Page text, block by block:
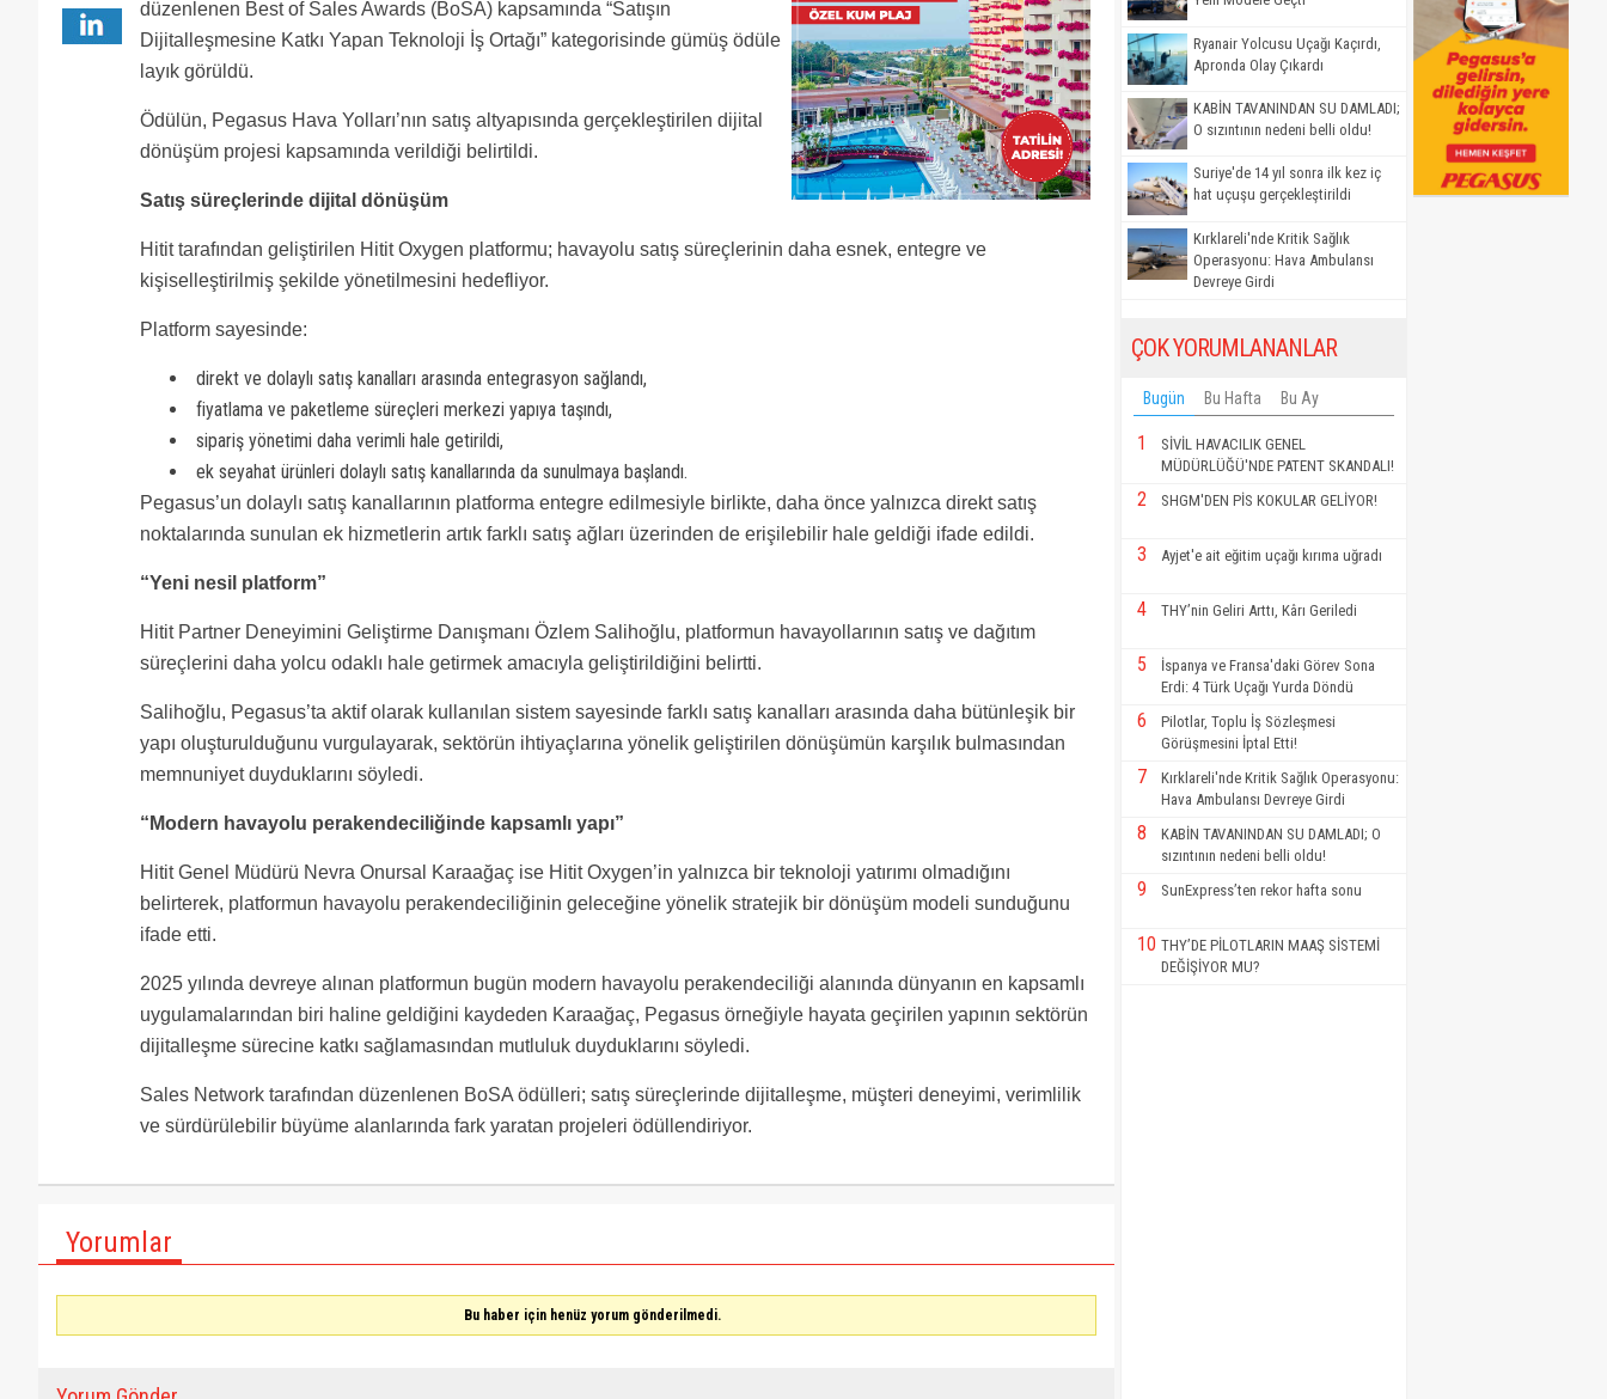
düzenlenen Best of Sales Awards (BoSA) kapsamında “Satışın
Dijitalleşmesine Katkı Yapan Teknoloji İş Ortağı” kategorisinde gümüş ödüle
layık görüldü.
Ödülün, Pegasus Hava Yolları’nın satış altyapısında gerçekleştirilen dijital
dönüşüm projesi kapsamında verildiği belirtildi.
Satış süreçlerinde dijital dönüşüm
Hitit tarafından geliştirilen Hitit Oxygen platformu; havayolu satış süreçlerinin daha esnek, entegre ve
kişiselleştirilmiş şekilde yönetilmesini hedefliyor.
Platform sayesinde:
direkt ve dolaylı satış kanalları arasında entegrasyon sağlandı,
fiyatlama ve paketleme süreçleri merkezi yapıya taşındı,
sipariş yönetimi daha verimli hale getirildi,
ek seyahat ürünleri dolaylı satış kanallarında da sunulmaya başlandı.
Pegasus’un dolaylı satış kanallarının platforma entegre edilmesiyle birlikte, daha önce yalnızca direkt satış
noktalarında sunulan ek hizmetlerin artık farklı satış ağları üzerinden de erişilebilir hale geldiği ifade edildi.
“Yeni nesil platform”
Hitit Partner Deneyimini Geliştirme Danışmanı Özlem Salihoğlu, platformun havayollarının satış ve dağıtım
süreçlerini daha yolcu odaklı hale getirmek amacıyla geliştirildiğini belirtti.
Salihoğlu, Pegasus’ta aktif olarak kullanılan sistem sayesinde farklı satış kanalları arasında daha bütünleşik bir
yapı oluşturulduğunu vurgulayarak, sektörün ihtiyaçlarına yönelik geliştirilen dönüşümün karşılık bulmasından
memnuniyet duyduklarını söyledi.
“Modern havayolu perakendeciliğinde kapsamlı yapı”
Hitit Genel Müdürü Nevra Onursal Karaağaç ise Hitit Oxygen’in yalnızca bir teknoloji yatırımı olmadığını
belirterek, platformun havayolu perakendeciliğinin geleceğine yönelik stratejik bir dönüşüm modeli sunduğunu
ifade etti.
2025 yılında devreye alınan platformun bugün modern havayolu perakendeciliği alanında dünyanın en kapsamlı
uygulamalarından biri haline geldiğini kaydeden Karaağaç, Pegasus örneğiyle hayata geçirilen yapının sektörün
dijitalleşme sürecine katkı sağlamasından mutluluk duyduklarını söyledi.
Sales Network tarafından düzenlenen BoSA ödülleri; satış süreçlerinde dijitalleşme, müşteri deneyimi, verimlilik
ve sürdürülebilir büyüme alanlarında fark yaratan projeleri ödüllendiriyor.
Yorumlar
Bu haber için henüz yorum gönderilmedi.
Ryanair Yolcusu Uçağı Kaçırdı,
Apronda Olay Çıkardı
KABİN TAVANINDAN SU DAMLADI;
O sızıntının nedeni belli oldu!
Suriye'de 14 yıl sonra ilk kez iç
hat uçuşu gerçekleştirildi
Kırklareli'nde Kritik Sağlık
Operasyonu: Hava Ambulansı
Devreye Girdi
ÇOK YORUMLANANLAR
Bugün Bu Hafta Bu Ay
1
SİVİL HAVACILIK GENEL
MÜDÜRLÜĞÜ'NDE PATENT SKANDALI!
2 SHGM'DEN PİS KOKULAR GELİYOR!
3 Ayjet'e ait eğitim uçağı kırıma uğradı
4 THY’nin Geliri Arttı, Kârı Geriledi
5
İspanya ve Fransa'daki Görev Sona
Erdi: 4 Türk Uçağı Yurda Döndü
6
Pilotlar, Toplu İş Sözleşmesi
Görüşmesini İptal Etti!
7
Kırklareli'nde Kritik Sağlık Operasyonu:
Hava Ambulansı Devreye Girdi
8
KABİN TAVANINDAN SU DAMLADI; O
sızıntının nedeni belli oldu!
9 SunExpress’ten rekor hafta sonu
10 THY’DE PİLOTLARIN MAAŞ SİSTEMİ
DEĞİŞİYOR MU?